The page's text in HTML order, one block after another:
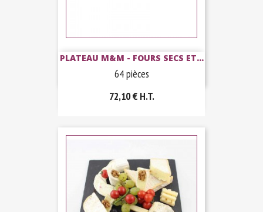
PLATEAU M&M - FOURS SECS ET...
64 pièces
72,10 € H.T.